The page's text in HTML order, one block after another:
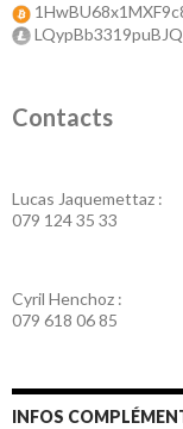
Contacts
Lucas Jaquemettaz :
079 124 35 33
Cyril Henchoz :
079 618 06 85
INFOS